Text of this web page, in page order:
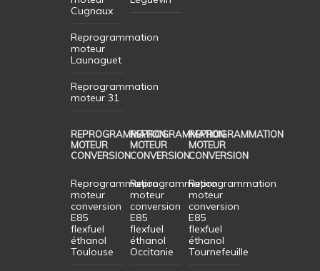
Cugnaux
Reprogrammation
moteur
Launaguet
Reprogrammation
moteur 31
REPROGRAMMATION
MOTEUR
CONVERSION
Reprogrammation
moteur
conversion
E85
flexfuel
éthanol
Toulouse
REPROGRAMMATION
MOTEUR
CONVERSION
Reprogrammation
moteur
conversion
E85
flexfuel
éthanol
Occitanie
REPROGRAMMATION
MOTEUR
CONVERSION
Reprogrammation
moteur
conversion
E85
flexfuel
éthanol
Tournefeuille